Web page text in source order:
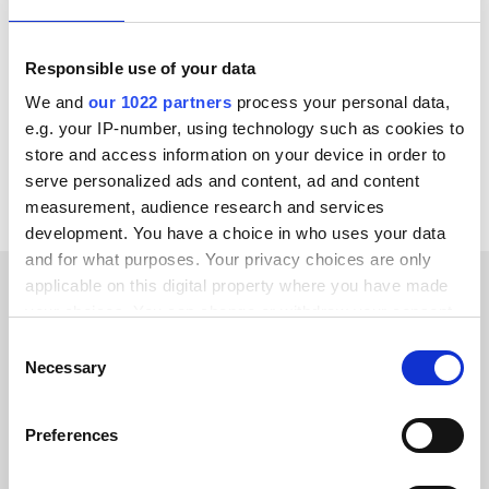
Responsible use of your data
We and our 1022 partners process your personal data,
e.g. your IP-number, using technology such as cookies to
store and access information on your device in order to
serve personalized ads and content, ad and content
measurement, audience research and services
development. You have a choice in who uses your data
and for what purposes. Your privacy choices are only
applicable on this digital property where you have made
the Privacy trigger icon.
Collect information about your geographical location
Selection
Necessary
Preferences
Garp
Optimizely Fortnox
Ver todas las integraciones de Act-on
HISTORIAS DE CLIENTES
See what sets us apart in the